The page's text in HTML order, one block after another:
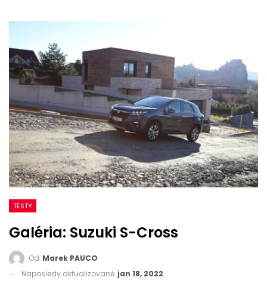
TESTY
Galéria: Suzuki S-Cross
Od Marek PAUCO
Naposledy aktualizované jan 18, 2022